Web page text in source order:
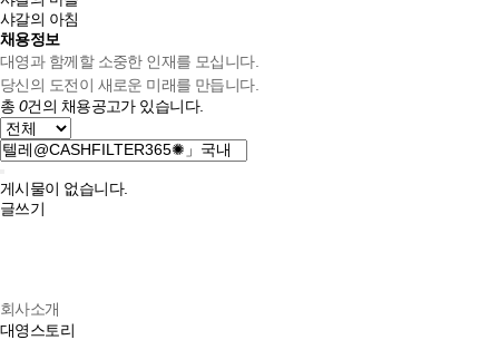
샤갈의 아침
채용정보
대영과 함께할 소중한 인재를 모십니다.
당신의 도전이 새로운 미래를 만듭니다.
총 0건의 채용공고가 있습니다.
게시물이 없습니다.
글쓰기
회사소개
대영스토리